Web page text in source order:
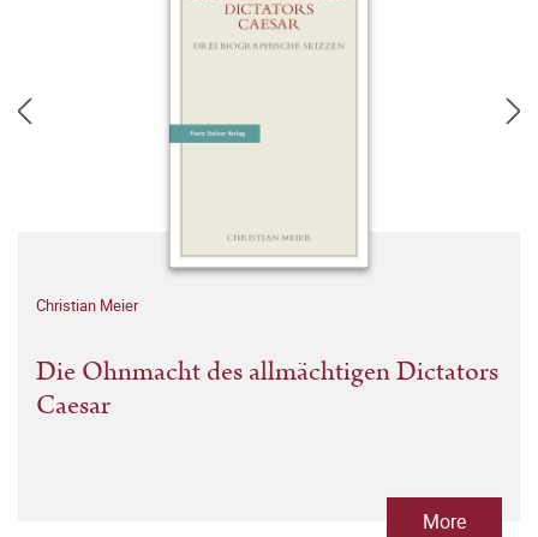
Christian Meier
Die Ohnmacht des allmächtigen Dictators
Caesar
More